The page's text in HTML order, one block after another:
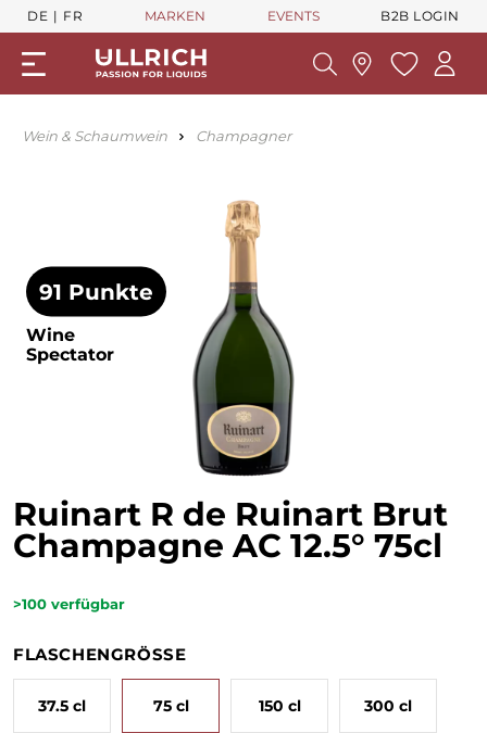
DE FR MARKEN EVENTS B2B LOGIN
Wein & Schaumwein Champagner
91 Punkte
Wine
Spectator
Ruinart R de Ruinart Brut
Champagne AC 12.5° 75cl
>100 verfügbar
FLASCHENGRÖSSE
75 cl
37.5 cl 150 cl 300 cl